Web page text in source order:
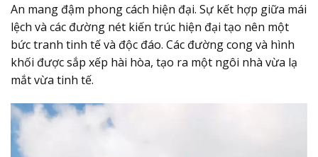
An mang đậm phong cách hiện đại. Sự kết hợp giữa mái
lệch và các đường nét kiến trúc hiện đại tạo nên một
bức tranh tinh tế và độc đáo. Các đường cong và hình
khối được sắp xếp hài hòa, tạo ra một ngôi nhà vừa lạ
mắt vừa tinh tế.